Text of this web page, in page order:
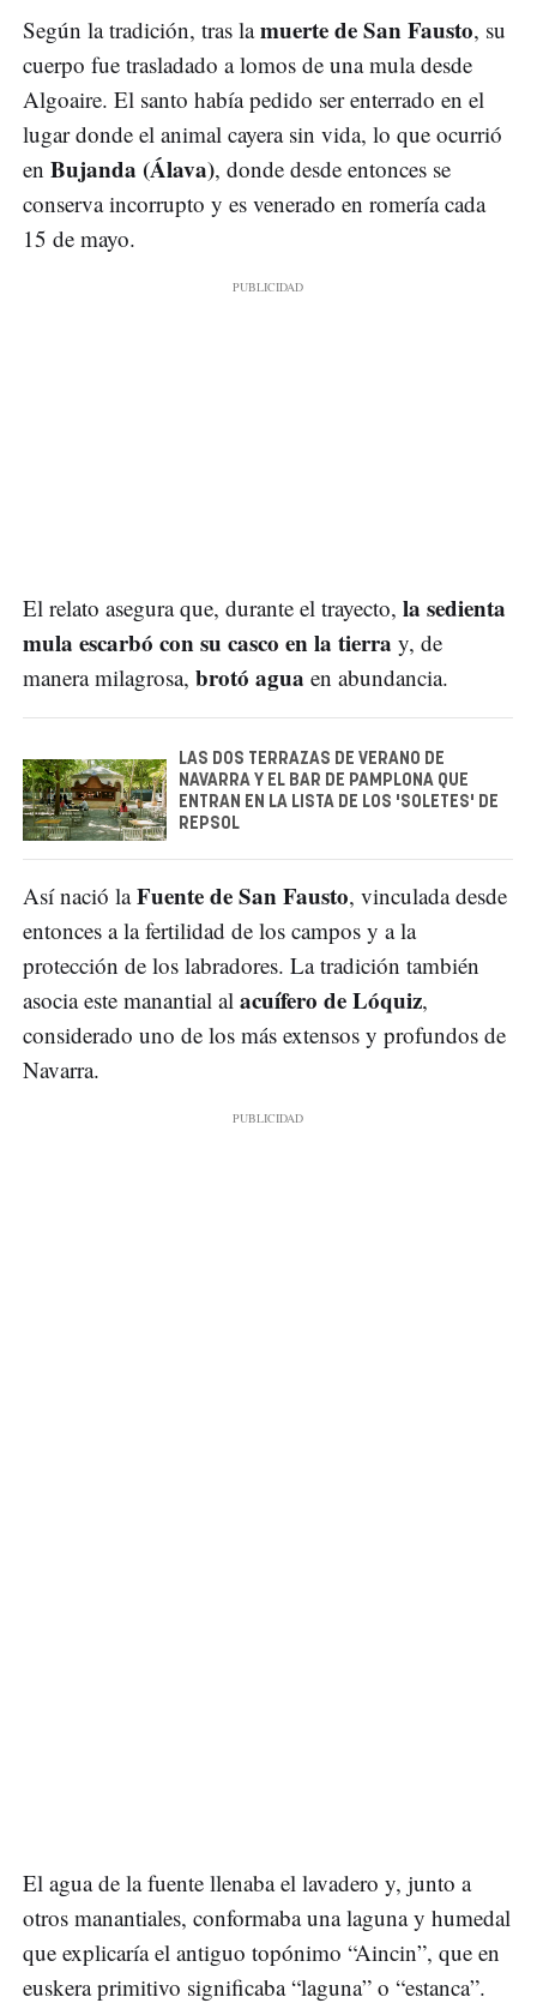
Según la tradición, tras lamuerte de San Fausto, su
cuerpo fue trasladado a lomos de una mula desde
Algoaire. El santo había pedido ser enterrado en el
lugar donde el animal cayera sin vida, lo que ocurrió
en Bujanda (Álava), donde desde entonces se
conserva incorrupto y es venerado en romería cada
15 de mayo.
El relato asegura que, durante el trayecto, la sedienta
mula escarbó con su casco en la tierra y, de
manera milagrosa, brotó agua en abundancia.
LAS DOS TERRAZAS DE VERANO DE
NAVARRA Y EL BAR DE PAMPLONA QUE
ENTRAN EN LA LISTA DE LOS 'SOLETES' DE
REPSOL
Así nació laFuente de San Fausto, vinculada desde
entonces a la fertilidad de los campos y a la
protección de los labradores. La tradición también
asocia este manantial al acuífero de Lóquiz,
considerado uno de los más extensos y profundos de
Navarra.
El agua de la fuente llenaba el lavadero y, junto a
otros manantiales, conformaba una laguna y humedal
que explicaría el antiguo topónimo “Aincin”, que en
euskera primitivo significaba “laguna” o “estanca”.